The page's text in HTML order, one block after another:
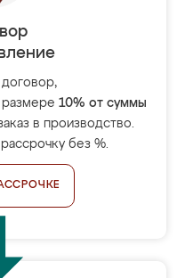
размере 10% от суммы
в производство.
без %.